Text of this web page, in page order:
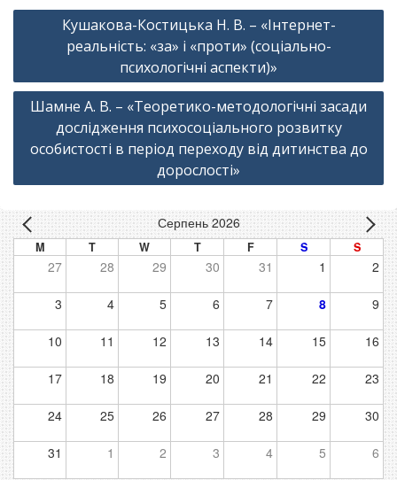
Навігація
записів
Кушакова-Костицька Н. В. – «Інтернет-
реальність: «за» і «проти» (соціально-
психологічні аспекти)»
Шамне А. В. – «Теоретико-методологічні засади
дослідження психосоціального розвитку
особистості в період переходу від дитинства до
дорослості»
Серпень 2026
M T W T F S S
27 28 29 30 31 1 2
3 4 5 6 7 8 9
10 11 12 13 14 15 16
17 18 19 20 21 22 23
24 25 26 27 28 29 30
31 1 2 3 4 5 6